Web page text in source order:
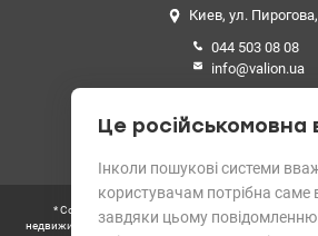
Киев, ул.
044 503 08 08
info@valion.ua
* Согласно требованиям Закона Украины «О
недвижимости на сайте выводятся в гривнах. Цена,
Це російськомовна
Інколи пошукові системи
користувачам потрібна саме
завдяки цьому